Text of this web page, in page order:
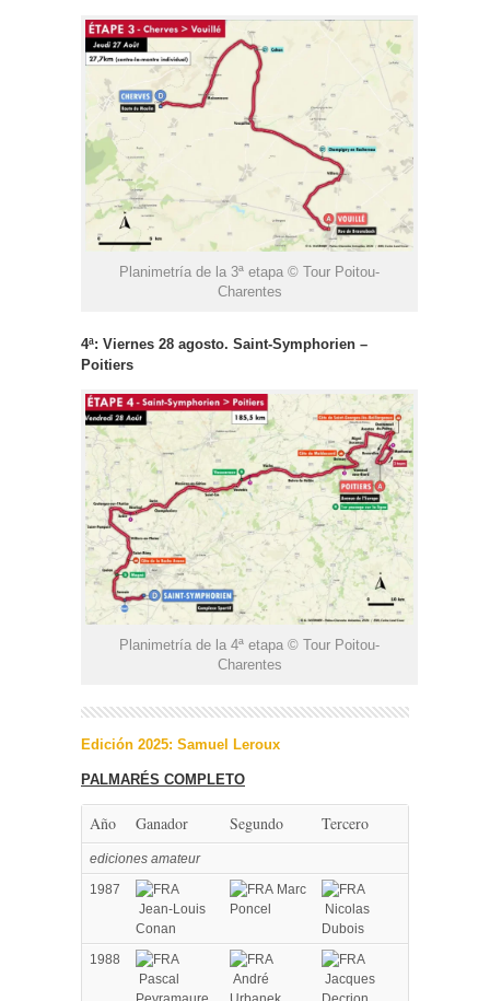
Planimetría de la 3ª etapa © Tour Poitou-
Charentes
4ª: Viernes 28 agosto. Saint-Symphorien –
Poitiers
Planimetría de la 4ª etapa © Tour Poitou-
Charentes
Edición 2025: Samuel Leroux
PALMARÉS COMPLETO
Año Ganador Segundo Tercero
ediciones amateur
1987
Jean-Louis
Conan
Marc
Poncel
Nicolas
Dubois
1988
Pascal
André
Jacques